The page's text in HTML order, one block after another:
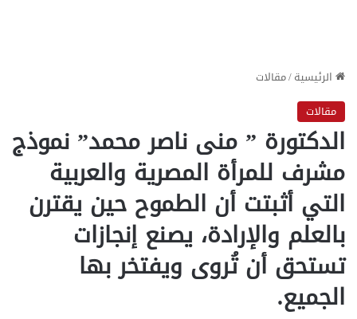
الرئيسية/مقالات
مقالات
الدكتورة ” منى ناصر محمد” نموذج
مشرف للمرأة المصرية والعربية
التي أثبتت أن الطموح حين يقترن
بالعلم والإرادة، يصنع إنجازات
تستحق أن تُروى ويفتخر بها
الجميع.